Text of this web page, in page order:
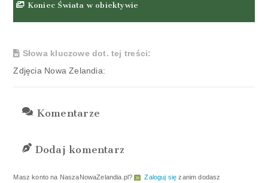
Koniec Świata w obiektywie
Słowa kluczowe dot. tej treści:
Zdjęcia Nowa Zelandia:
Komentarze
Dodaj komentarz
Masz konto na NaszaNowaZelandia.pl? Zaloguj się zanim dodasz